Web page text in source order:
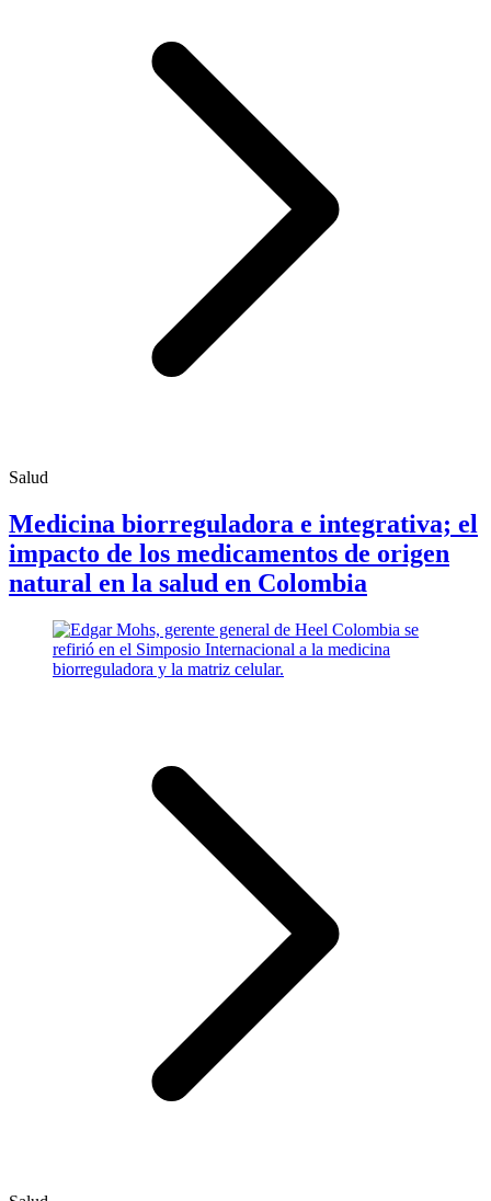
Salud
Medicina biorreguladora e integrativa; el
impacto de los medicamentos de origen
natural en la salud en Colombia